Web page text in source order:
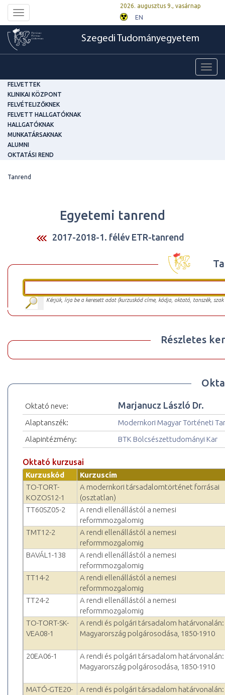
Toggle
navigation
2026. augusztus 9., vasárnap
EN
Szegedi Tudományegyetem
FELVETTEK
KLINIKAI KÖZPONT
FELVÉTELIZŐKNEK
FELVETT HALLGATÓKNAK
HALLGATÓKNAK
MUNKATÁRSAKNAK
ALUMNI
OKTATÁSI REND
Tanrend
Egyetemi tanrend
2017-2018-1. félév ETR-tanrend
Kérjük, írja be a keresett adat (kurzuskód címe, kódja, oktató, tanszék,
Részletes
Oktató neve: Marjanucz László Dr.
Alaptanszék:
Modernkori Magyar Történeti
Alapintézmény:
BTK Bölcsészettudományi Kar
Oktató kurzusai
Kurzuskód
Kurzuscím
TO-TORT-
KOZOS12-1
A modernkori társadalomtörténet forrásai
(osztatlan)
TT60SZ05-2
A rendi ellenállástól a nemesi
reformmozgalomig
TMT12-2
A rendi ellenállástól a nemesi
reformmozgalomig
BAVÁL1-138
A rendi ellenállástól a nemesi
reformmozgalomig
TT14-2
A rendi ellenállástól a nemesi
reformmozgalomig
TT24-2
A rendi ellenállástól a nemesi
reformmozgalomig
TO-TORT-SK-
VEA08-1
A rendi és polgári társadalom határvonalán:
Magyarország polgárosodása, 1850-1910
20EA06-1
A rendi és polgári társadalom határvonalán:
Magyarország polgárosodása, 1850-1910
MATÓ-GTE20-
A rendi és polgári társadalom határvonalán: